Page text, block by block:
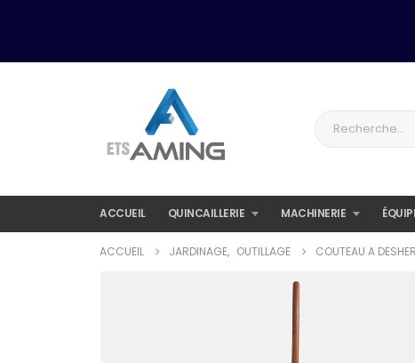
ACCUEIL QUINCAILLERIE MACHINERIE
ACCUEIL JARDINAGE, OUTILLAGE COUTEAU A